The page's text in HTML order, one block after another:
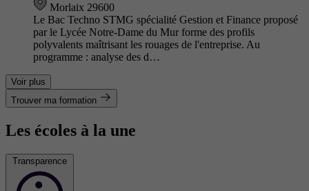
Morlaix 29600
Le Bac Techno STMG spécialité Gestion et Finance proposé
par le Lycée Notre-Dame du Mur forme des profils
polyvalents maîtrisant les rouages de l'entreprise. Au
programme : analyse des d…
Voir plus
Trouver ma formation
Les écoles à la une
Transparence